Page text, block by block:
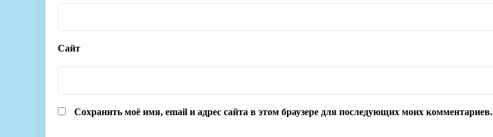
Сайт
Сохранить моё имя, email и адрес сайта в этом браузере для последующих моих комментариев.